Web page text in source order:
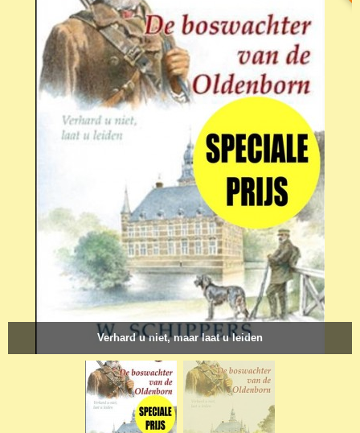
Verhard u niet, maar laat u leiden